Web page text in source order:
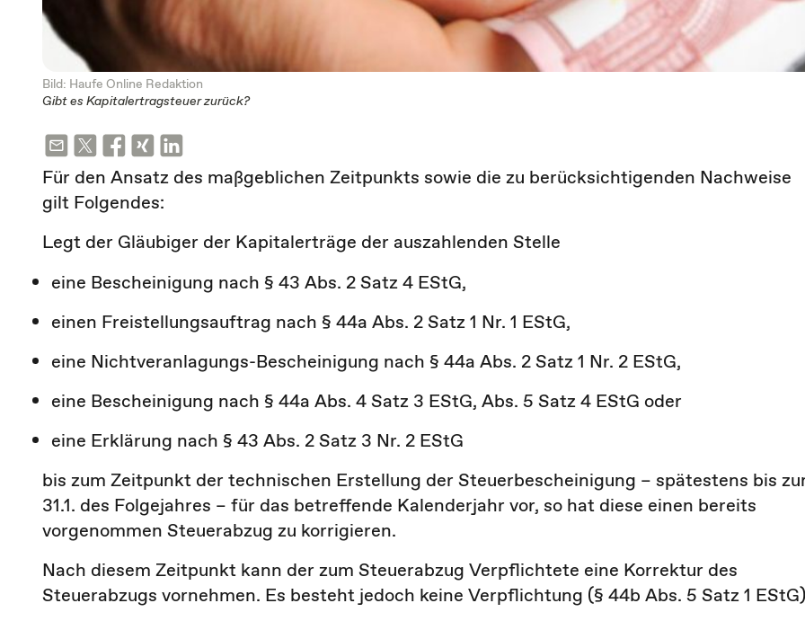
Bild: Haufe Online Redaktion
Gibt es Kapitalertragsteuer zurück?
Für den Ansatz des maßgeblichen Zeitpunkts sowie die zu berücksichtigenden Nachweise
gilt Folgendes:
Legt der Gläubiger der Kapitalerträge der auszahlenden Stelle
eine Bescheinigung nach § 43 Abs. 2 Satz 4 EStG,
einen Freistellungsauftrag nach § 44a Abs. 2 Satz 1 Nr. 1 EStG,
eine Nichtveranlagungs-Bescheinigung nach § 44a Abs. 2 Satz 1 Nr. 2 EStG,
eine Bescheinigung nach § 44a Abs. 4 Satz 3 EStG, Abs. 5 Satz 4 EStG oder
eine Erklärung nach § 43 Abs. 2 Satz 3 Nr. 2 EStG
bis zum Zeitpunkt der technischen Erstellung der Steuerbescheinigung – spätestens bis
31.1. des Folgejahres – für das betreffende Kalenderjahr vor, so hat diese einen bereits
vorgenommen Steuerabzug zu korrigieren.
Nach diesem Zeitpunkt kann der zum Steuerabzug Verpflichtete eine Korrektur des
Steuerabzugs vornehmen. Es besteht jedoch keine Verpflichtung (§ 44b Abs. 5 Satz 1